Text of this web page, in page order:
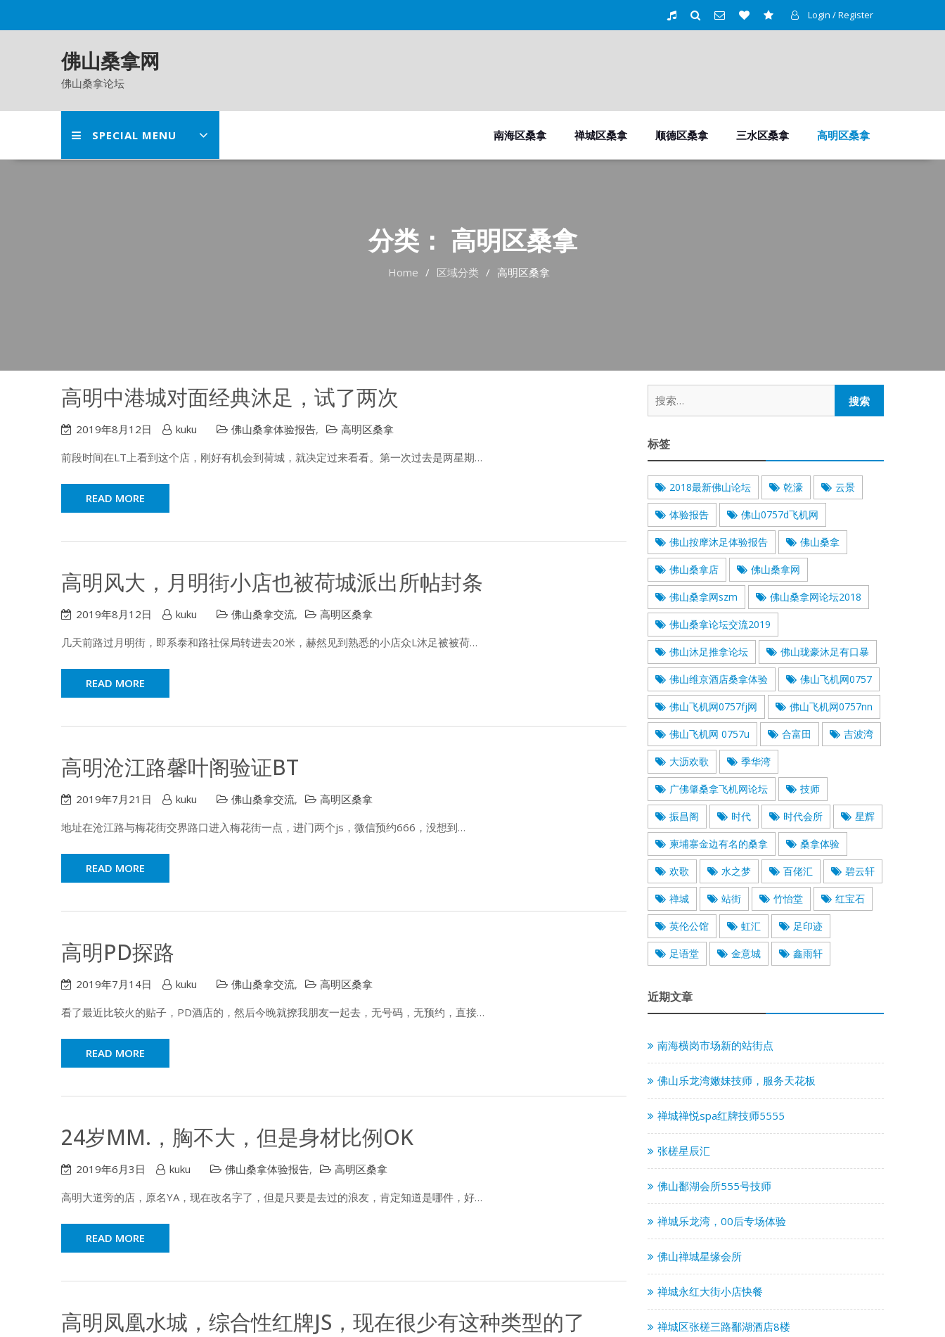
Login / Register
佛山桑拿网
佛山桑拿论坛
SPECIAL MENU 南海区桑拿 禅城区桑拿 顺德区桑拿 三水区桑拿 高明区桑拿
分类： 高明区桑拿
Home 区域分类 高明区桑拿
高明中港城对面经典沐足，试了两次
2019年8月12日 kuku 佛山桑拿体验报告,
高明区桑拿
前段时间在LT上看到这个店，刚好有机会到荷城，就决定过来看看。第一次过去是两星期…
READ MORE
高明风大，月明街小店也被荷城派出所帖封条
2019年8月12日 kuku 佛山桑拿交流,
高明区桑拿
几天前路过月明街，即系泰和路社保局转进去20米，赫然见到熟悉的小店众L沐足被被荷…
READ MORE
高明沧江路馨叶阁验证BT
2019年7月21日 kuku 佛山桑拿交流,
高明区桑拿
地址在沧江路与梅花街交界路口进入梅花街一点，进门两个js，微信预约666，没想到…
READ MORE
高明PD探路
2019年7月14日 kuku 佛山桑拿交流,
高明区桑拿
看了最近比较火的贴子，PD酒店的，然后今晚就撩我朋友一起去，无号码，无预约，直接…
READ MORE
24岁MM.，胸不大，但是身材比例OK
2019年6月3日 kuku 佛山桑拿体验报告,
高明区桑拿
高明大道旁的店，原名YA，现在改名字了，但是只要是去过的浪友，肯定知道是哪件，好…
READ MORE
高明凤凰水城，综合性红牌JS，现在很少有这种类型的了
标签
2018最新佛山论坛 乾濠 云景
体验报告 佛山0757d飞机网
佛山按摩沐足体验报告 佛山桑拿
佛山桑拿店 佛山桑拿网
佛山桑拿网szm 佛山桑拿网论坛2018
佛山桑拿论坛交流2019
佛山沐足推拿论坛 佛山珑豪沐足有口暴
佛山维京酒店桑拿体验 佛山飞机网0757
佛山飞机网0757fj网 佛山飞机网0757nn
佛山飞机网 0757u 合富田 吉波湾
大沥欢歌 季华湾
广佛肇桑拿飞机网论坛 技师
振昌阁 时代 时代会所 星辉
柬埔寨金边有名的桑拿 桑拿体验
欢歌 水之梦 百佬汇 碧云轩
禅城 站街 竹怡堂 红宝石
英伦公馆 虹汇 足印迹
足语堂 金意城 鑫雨轩
近期文章
南海横岗市场新的站街点
佛山乐龙湾嫩妹技师，服务天花板
禅城禅悦spa红牌技师5555
张槎星辰汇
佛山鄱湖会所555号技师
禅城乐龙湾，00后专场体验
佛山禅城星缘会所
禅城永红大街小店快餐
禅城区张槎三路鄱湖酒店8楼